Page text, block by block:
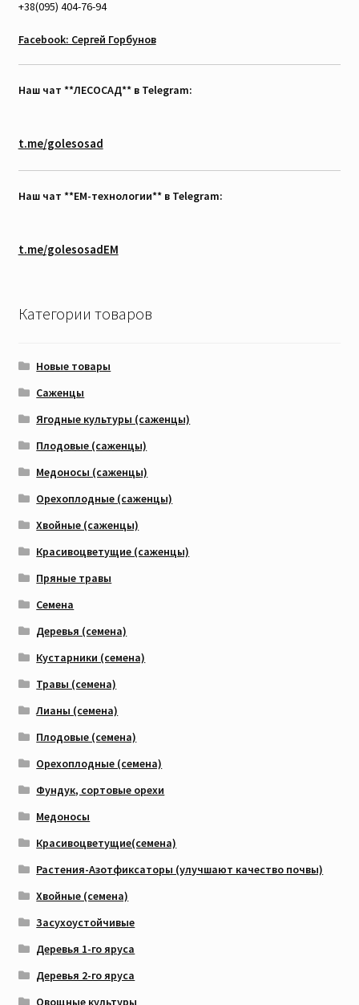
+38(095) 404-76-94
Facebook: Сергей Горбунов
Наш чат **ЛЕСОСАД** в Telegram:
t.me/golesosad
Наш чат **EM-технологии** в Telegram:
t.me/golesosadEM
Категории товаров
Новые товары
Саженцы
Ягодные культуры (саженцы)
Плодовые (саженцы)
Медоносы (саженцы)
Орехоплодные (саженцы)
Хвойные (саженцы)
Красивоцветущие (саженцы)
Пряные травы
Семена
Деревья (семена)
Кустарники (семена)
Травы (семена)
Лианы (семена)
Плодовые (семена)
Орехоплодные (семена)
Фундук, сортовые орехи
Медоносы
Красивоцветущие(семена)
Растения-Азотфиксаторы (улучшают качество почвы)
Хвойные (семена)
Засухоустойчивые
Деревья 1-го яруса
Деревья 2-го яруса
Овощные культуры